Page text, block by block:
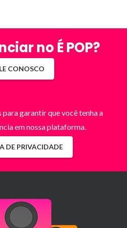
no É POP?
CONOSCO
para garantir que você tenha a
em nossa plataforma.
DE PRIVACIDADE